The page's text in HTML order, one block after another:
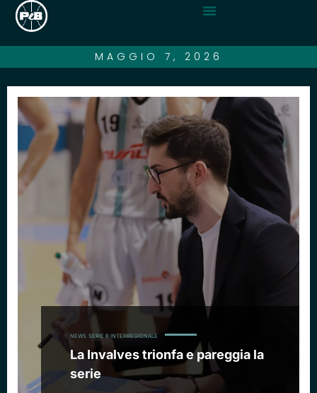
MAGGIO 7, 2026
NEWS SERIE B INTERREGIONALE
La Invalves trionfa e pareggia la
serie